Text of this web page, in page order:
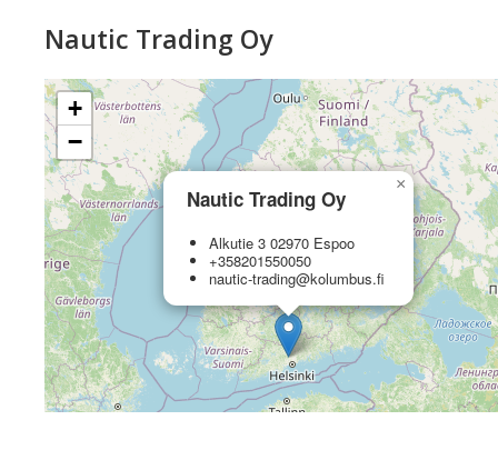
Nautic Trading Oy
Nautic Trading Oy
Alkutie 3 02970 Espoo
+358201550050
nautic-trading@kolumbus.fi
×
+
−